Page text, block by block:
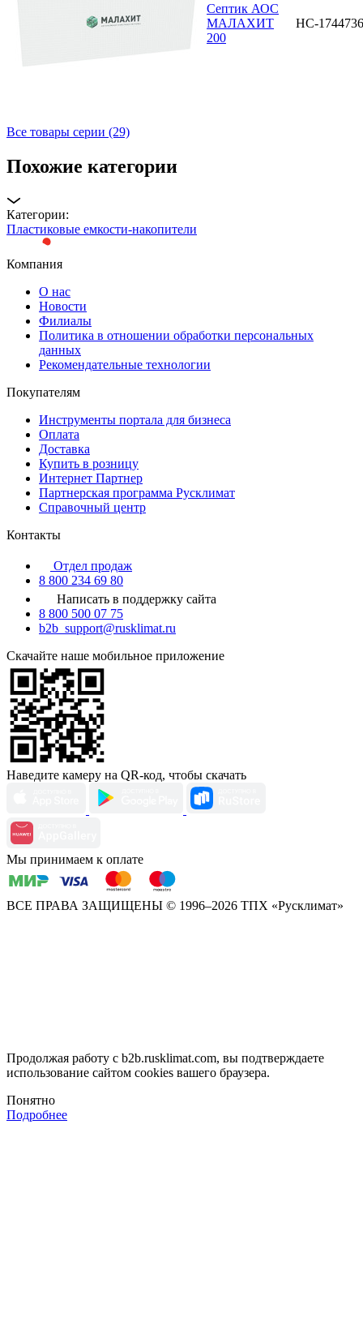
Септик АОС
МАЛАХИТ
200
НС-1744736
Все товары серии (29)
Похожие категории
Категории:
Пластиковые емкости-накопители
Компания
О нас
Новости
Филиалы
Политика в отношении обработки персональных
данных
Рекомендательные технологии
Покупателям
Инструменты портала для бизнеса
Оплата
Доставка
Купить в розницу
Интернет Партнер
Партнерская программа Русклимат
Справочный центр
Контакты
Отдел продаж
8 800 234 69 80
Написать в поддержку сайта
8 800 500 07 75
b2b_support@rusklimat.ru
Скачайте наше мобильное приложение
Наведите камеру на QR-код, чтобы скачать
Мы принимаем к оплате
ВСЕ ПРАВА ЗАЩИЩЕНЫ © 1996–2026 ТПХ «Русклимат»
Продолжая работу с b2b.rusklimat.com, вы подтверждаете
использование сайтом cookies вашего браузера.
Понятно
Подробнее